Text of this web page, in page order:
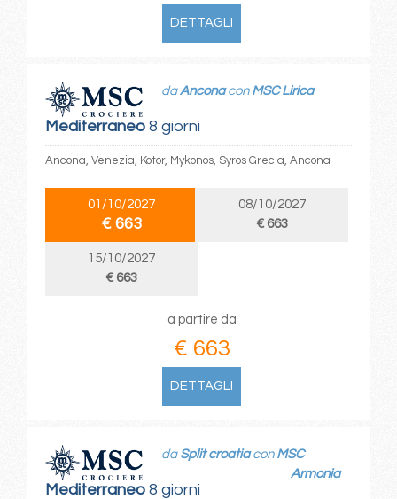
DETTAGLI
Mediterraneo8 giorni
daAnconacon MSC Lirica
Ancona, Venezia, Kotor, Mykonos, Syros Grecia, Ancona
01/10/2027
€ 663
08/10/2027
€ 663
15/10/2027
€ 663
a partire da
€ 663
DETTAGLI
Mediterraneo8 giorni
da Split croatiacon MSC
Armonia